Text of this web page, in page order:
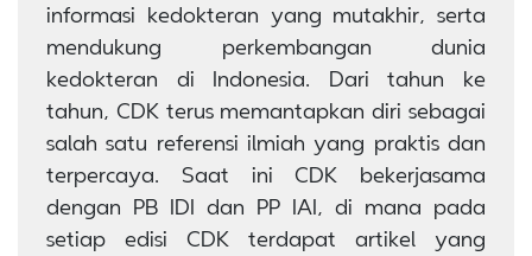
informasi kedokteran yang mutakhir, serta
mendukung perkembangan dunia
kedokteran di Indonesia. Dari tahun ke
tahun, CDK terus memantapkan diri sebagai
salah satu referensi ilmiah yang praktis dan
terpercaya. Saat ini CDK bekerjasama
dengan PB IDI dan PP IAI, di mana pada
setiap edisi CDK terdapat artikel yang